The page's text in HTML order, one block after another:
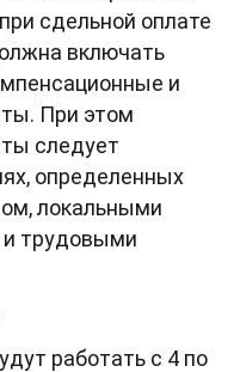
сдельной оплате
включать
и
При этом
следует
определенных
локальными
трудовыми
работать с 4 по